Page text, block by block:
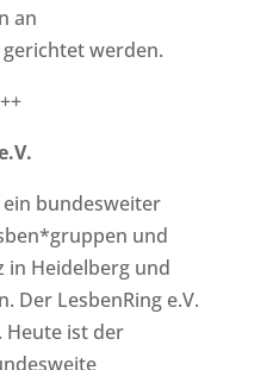
an
werden.
ein bundesweiter
und
in Heidelberg und
Der LesbenRing e.V.
Heute ist der